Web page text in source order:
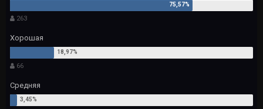
263
Хорошая
66
Средняя